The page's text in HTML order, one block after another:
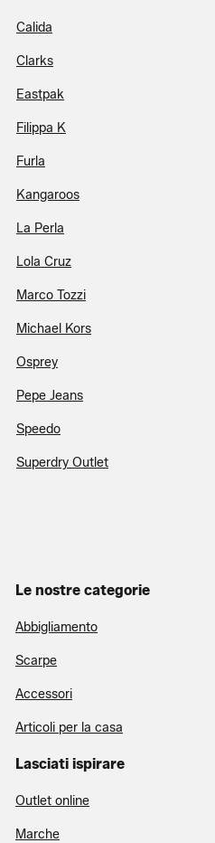
Calida
Clarks
Eastpak
Filippa K
Furla
Kangaroos
La Perla
Lola Cruz
Marco Tozzi
Michael Kors
Osprey
Pepe Jeans
Speedo
Superdry Outlet
Le nostre categorie
Abbigliamento
Scarpe
Accessori
Articoli per la casa
Lasciati ispirare
Outlet online
Marche